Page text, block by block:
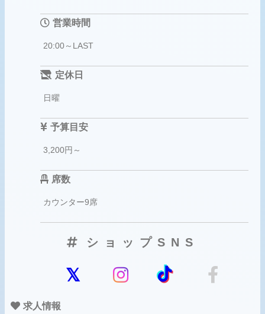
営業時間
20:00～LAST
定休日
日曜
予算目安
3,200円～
席数
カウンター9席
ショップSNS
求人情報